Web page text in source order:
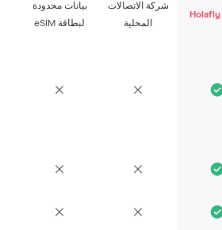
شركة الاتصالات
بيانات محدودة